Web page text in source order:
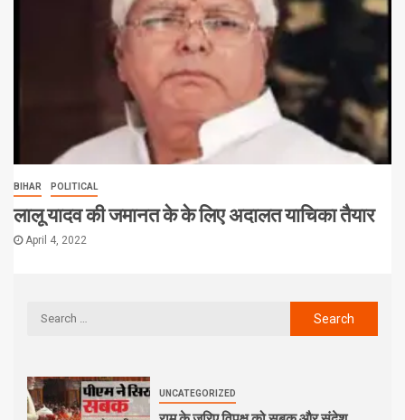
BIHAR POLITICAL
लालू यादव की जमानत के के लिए अदालत याचिका तैयार
April 4, 2022
UNCATEGORIZED